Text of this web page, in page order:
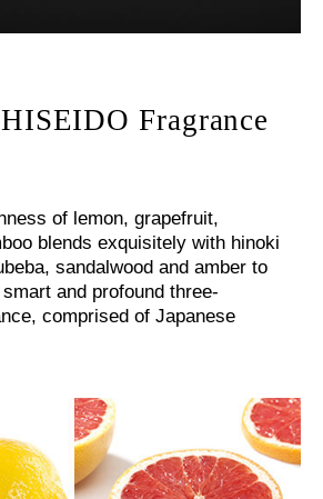
Fragrance
of lemon, grapefruit,
blends exquisitely with hinoki
sandalwood and amber to
and profound three-
comprised of Japanese